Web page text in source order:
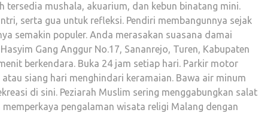
tersedia mushala, akuarium, dan kebun binatang mini.
serta gua untuk refleksi. Pendiri membangunnya sejak
semakin populer. Anda merasakan suasana damai
Gang Anggur No.17, Sananrejo, Turen, Kabupaten
berkendara. Buka 24 jam setiap hari. Parkir motor
siang hari menghindari keramaian. Bawa air minum
di sini. Peziarah Muslim sering menggabungkan salat
pengalaman wisata religi Malang dengan